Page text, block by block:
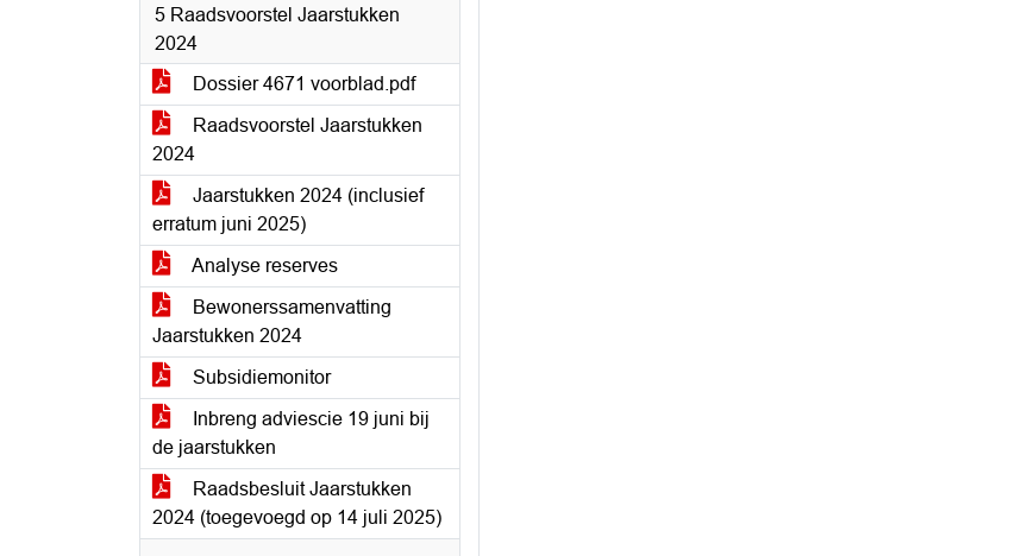
5 Raadsvoorstel Jaarstukken
2024
Dossier 4671 voorblad.pdf
Raadsvoorstel Jaarstukken
2024
Jaarstukken 2024 (inclusief
erratum juni 2025)
Analyse reserves
Bewonerssamenvatting
Jaarstukken 2024
Subsidiemonitor
Inbreng adviescie 19 juni bij
de jaarstukken
Raadsbesluit Jaarstukken
2024 (toegevoegd op 14 juli 2025)